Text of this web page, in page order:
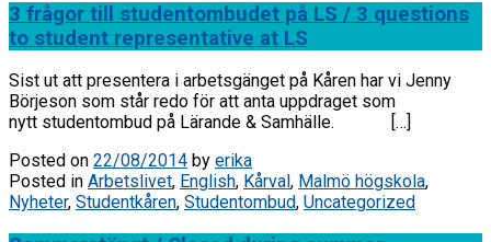
3 frågor till studentombudet på LS / 3 questions
to student representative at LS
Sist ut att presentera i arbetsgänget på Kåren har vi Jenny
Börjeson som står redo för att anta uppdraget som
nytt studentombud på Lärande & Samhälle. […]
Posted on 22/08/2014 by erika
Posted in Arbetslivet, English, Kårval , Malmö högskola,
Nyheter, Studentkåren, Studentombud, Uncategorized